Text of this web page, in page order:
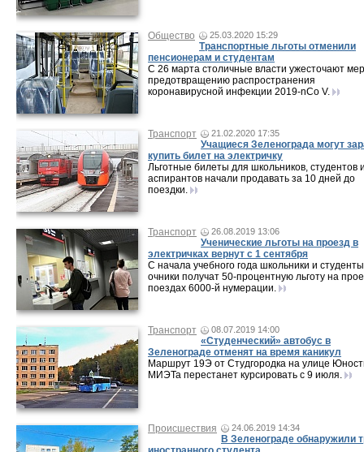
Общество 25.03.2020 15:29
Транспортные льготы отменили
пенсионерам и студентам
С 26 марта столичные власти ужесточают
предотвращению распространения
коронавирусной инфекции 2019-nCo V.
Транспорт 21.02.2020 17:35
Учащиеся Зеленограда могут
купить билет на электричку
Льготные билеты для школьников, студентов
аспирантов начали продавать за 10 дней до
поездки.
Транспорт 26.08.2019 13:06
Ученические льготы на проезд в
электричках вернут с 1 сентября
С начала учебного года школьники и
очники получат 50-процентную льготу на
поездах 6000-й нумерации.
Транспорт 08.07.2019 14:00
«Студенческий» автобус в
Зеленограде отменят на время каникул
Маршрут 19Э от Студгородка на улице
МИЭТа перестанет курсировать с 9 июля.
Происшествия 24.06.2019 14:34
В Зеленограде обнаружили